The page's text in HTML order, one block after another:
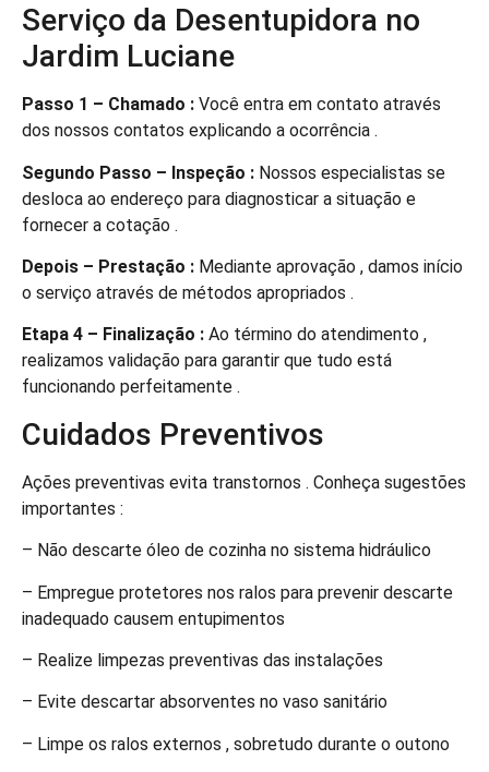
Serviço da Desentupidora no
Jardim Luciane
Passo 1 – Chamado : Você entra em contato através
dos nossos contatos explicando a ocorrência .
Segundo Passo – Inspeção : Nossos especialistas se
desloca ao endereço para diagnosticar a situação e
fornecer a cotação .
Depois – Prestação : Mediante aprovação , damos início
o serviço através de métodos apropriados .
Etapa 4 – Finalização : Ao término do atendimento ,
realizamos validação para garantir que tudo está
funcionando perfeitamente .
Cuidados Preventivos
Ações preventivas evita transtornos . Conheça sugestões
importantes :
– Não descarte óleo de cozinha no sistema hidráulico
– Empregue protetores nos ralos para prevenir descarte
inadequado causem entupimentos
– Realize limpezas preventivas das instalações
– Evite descartar absorventes no vaso sanitário
– Limpe os ralos externos , sobretudo durante o outono